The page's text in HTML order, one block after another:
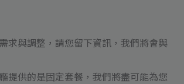
求與調整，請您留下資訊，我們將會與
提供的是固定套餐，我們將盡可能為您